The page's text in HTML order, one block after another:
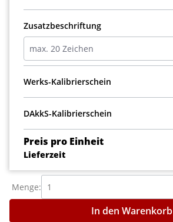
Zusatzbeschriftung
Werks-Kalibrierschein
DAkkS-Kalibrierschein
Preis pro Einheit
Lieferzeit
Menge:
In den Warenkorb